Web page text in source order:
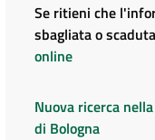
Se ritieni che
sbagliata o
online
Nuova ricerca
di Bologna